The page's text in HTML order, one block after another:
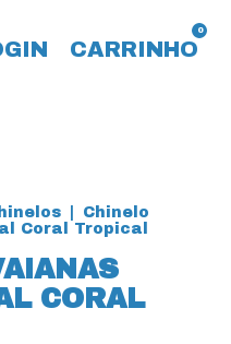
CARRINHO
0
Chinelo
Coral Tropical
CORAL